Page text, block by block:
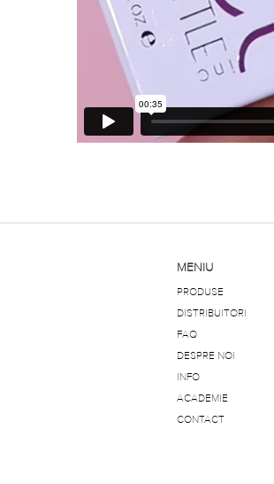
MENIU
PRODUSE
DISTRIBUITORI
FAQ
DESPRE NOI
INFO
ACADEMIE
CONTACT